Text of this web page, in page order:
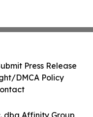
dba Affinity Group
Press Release
DMCA Policy